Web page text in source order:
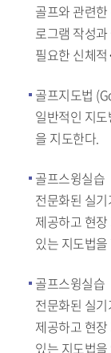
골프와 관련
로그램 작성
필요한 신체
골프지도법
일반적인 지
을 지도한다.
골프스윙실
전문화된 실
제공하고 현
있는 지도법을
골프스윙실
전문화된 실
제공하고 현
있는 지도법을